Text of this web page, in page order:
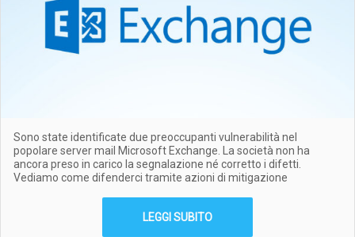
Sono state identificate due preoccupanti vulnerabilità nel
popolare server mail Microsoft Exchange. La società non ha
ancora preso in carico la segnalazione né corretto i difetti.
Vediamo come difenderci tramite azioni di mitigazione
LEGGI SUBITO